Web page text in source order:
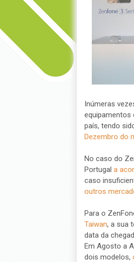
Inúmeras
equipamentos
país, tendo
Dezembro do
No caso do
Portugal a
caso
outros
Para o
Taiwan, a sua
data da
Em Agosto a
dois modelos,